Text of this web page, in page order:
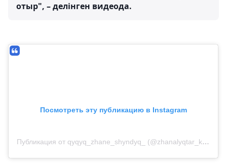
отыр", – делінген видеода.
Посмотреть эту публикацию в Instagram
Публикация от qyqyq_zhane_shyndyq_ (@zhanalyqtar_kz_2025_)